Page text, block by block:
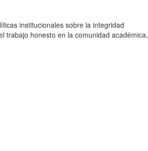
institucionales sobre la integridad
trabajo honesto en la comunidad académica,